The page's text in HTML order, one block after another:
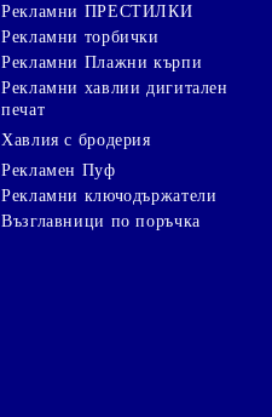
Рекламни ПРЕСТИЛКИ
Рекламни торбички
Рекламни Плажни кърпи
Рекламни хавлии дигитален
печат
Хавлия с бродерия
Рекламен Пуф
Рекламни ключодържатели
Възглавници по поръчка